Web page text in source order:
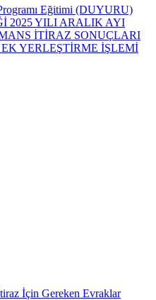
Eğitimi (DUYURU)
2025 YILI ARALIK AYI
İTİRAZ SONUÇLARI
YERLEŞTİRME İŞLEMİ
İçin Gereken Evraklar